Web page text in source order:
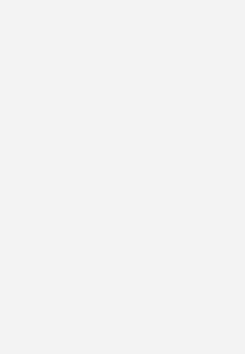
regelmäßig von uns
gebündelt und
bin ich damit einverstanden, über
und eine Abmeldung ist
Umgang mit Daten finden Sie